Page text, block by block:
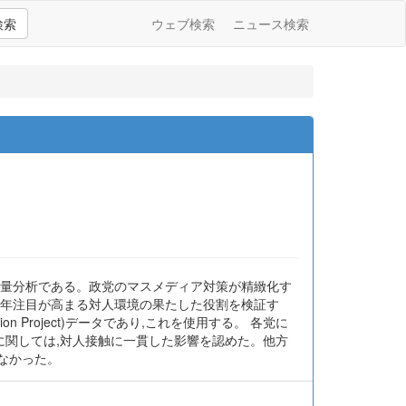
索 ウェブ検索 ニュース検索
分析である。政党のマスメディア対策が精緻化す
注目が高まる対人環境の果たした役割を検証す
Project)データであり,これを使用する。 各党に
しては,対人接触に一貫した影響を認めた。他方
った。